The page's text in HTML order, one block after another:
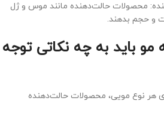
محصولات حالت‌دهنده مانند موس و ژل
و حجم بدهند.
مو باید به چه نکاتی توجه
هر نوع مویی، محصولات حالت‌دهنده